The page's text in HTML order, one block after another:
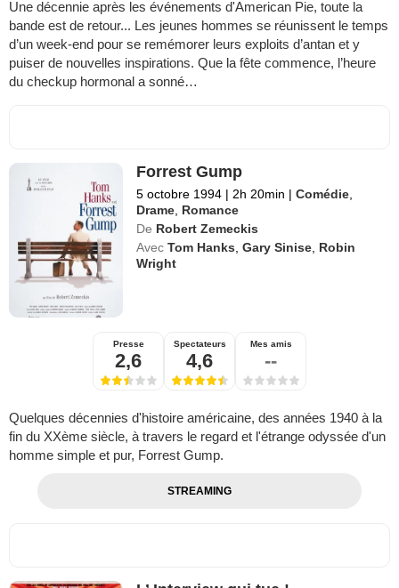
Une décennie après les événements d'American Pie, toute la
bande est de retour... Les jeunes hommes se réunissent le temps
d’un week-end pour se remémorer leurs exploits d’antan et y
puiser de nouvelles inspirations. Que la fête commence, l’heure
du checkup hormonal a sonné…
Forrest Gump
5 octobre 1994 | 2h 20min | Comédie,
Drame, Romance
De Robert Zemeckis
Avec Tom Hanks,Gary Sinise, Robin
Wright
Presse
2,6
Spectateurs
4,6
Mes amis
--
Quelques décennies d'histoire américaine, des années 1940 à la
fin du XXème siècle, à travers le regard et l'étrange odyssée d'un
homme simple et pur, Forrest Gump.
STREAMING